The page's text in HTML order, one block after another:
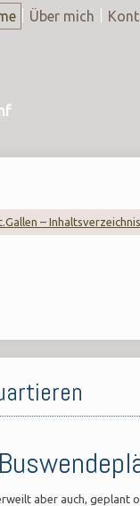
Über mich
– Inhaltsverzeichnis
aber auch, geplant